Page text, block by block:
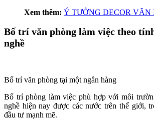
Xem thêm: Ý TƯỞNG DECOR VĂN
Bố trí văn phòng làm việc theo
nghề
Bố trí văn phòng tại một ngân hàng
Bố trí phòng làm việc phù hợp với môi
nghề hiện nay được các nước trên thế giới,
đầu tư mạnh mẽ.